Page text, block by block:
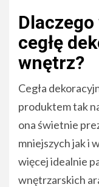
cegłę
wnętrz?
Cegła
produktem tak
ona świetnie
mniejszych jak i
więcej idealnie
wnętrzarskich